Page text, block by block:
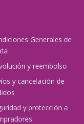
Generales de
y reembolso
y cancelación de
y protección a